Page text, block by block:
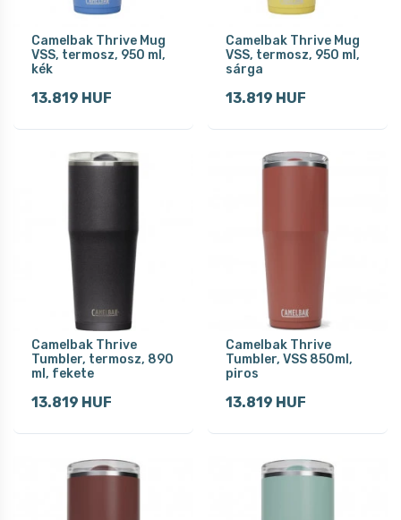
Camelbak Thrive Mug
VSS, termosz, 950 ml,
kék
13.819 HUF
Camelbak Thrive Mug
VSS, termosz, 950 ml,
sárga
13.819 HUF
Camelbak Thrive
Tumbler, termosz, 890
ml, fekete
13.819 HUF
Camelbak Thrive
Tumbler, VSS 850ml,
piros
13.819 HUF